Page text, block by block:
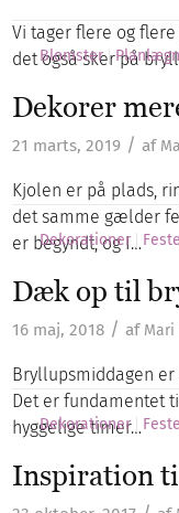
Vi tager flere og
det også sker på
Blomster
Dekorer
21 marts, 2019 / af
Kjolen er på plads,
det samme gælder
er begyndt, og I…
Dekorationer
Dæk op til
16 maj, 2018 / af Mari
Bryllupsmiddagen
Det er fundamentet
hyggelige timer…
Dekorationer
Inspiration